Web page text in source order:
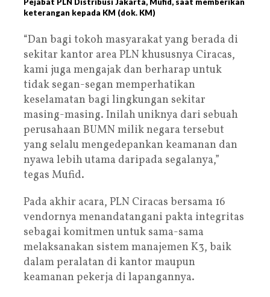
keterangan kepada KM (dok. KM)
“Dan bagi tokoh masyarakat yang berada di
sekitar kantor area PLN khususnya Ciracas,
kami juga mengajak dan berharap untuk
tidak segan-segan memperhatikan
keselamatan bagi lingkungan sekitar
masing-masing. Inilah uniknya dari sebuah
perusahaan BUMN milik negara tersebut
yang selalu mengedepankan keamanan dan
nyawa lebih utama daripada segalanya,”
tegas Mufid.
Pada akhir acara, PLN Ciracas bersama 16
vendornya menandatangani pakta integritas
sebagai komitmen untuk sama-sama
melaksanakan sistem manajemen K3, baik
dalam peralatan di kantor maupun
keamanan pekerja di lapangannya.